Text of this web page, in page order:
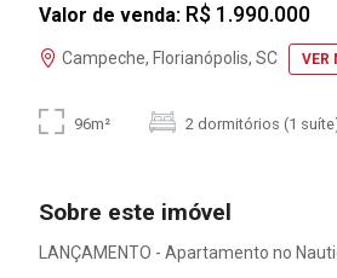
Valor de venda: R$ 1.990.000
Campeche, Florianópolis, SC VER
96m² 2 dormitórios (1
Sobre este imóvel
LANÇAMENTO - Apartamento no